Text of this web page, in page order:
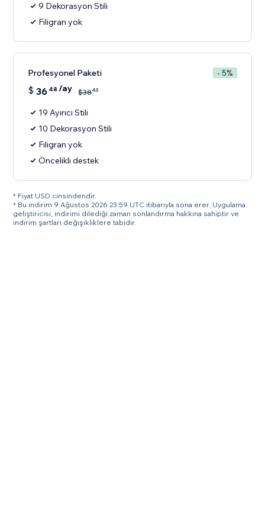
9 Dekorasyon Stili
Filigran yok
Profesyonel Paketi - 5%
$ 36 48 /ay $3840
19 Ayırıcı Stili
10 Dekorasyon Stili
Filigran yok
Öncelikli destek
* Fiyat USD cinsindendir.
* Bu indirim 9 Ağustos 2026 23:59 UTC itibarıyla sona erer. Uygulama
geliştiricisi, indirimi dilediği zaman sonlandırma hakkına sahiptir ve
indirim şartları değişikliklere tabidir.